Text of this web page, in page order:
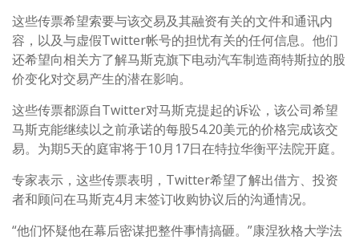
这些传票希望索要与该交易及其融资有关的文件和通讯内
容，以及与虚假Twitter帐号的担忧有关的任何信息。他们
还希望向相关方了解马斯克旗下电动汽车制造商特斯拉的股
价变化对交易产生的潜在影响。
这些传票都源自Twitter对马斯克提起的诉讼，该公司希望
马斯克能继续以之前承诺的每股54.20美元的价格完成该交
易。为期5天的庭审将于10月17日在特拉华衡平法院开庭。
专家表示，这些传票表明，Twitter希望了解出借方、投资
者和顾问在马斯克4月末签订收购协议后的沟通情况。
“他们怀疑他在幕后密谋把整件事情搞砸。”康涅狄格大学法